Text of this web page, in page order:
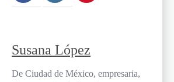
Susana López
De Ciudad de México, empresaria,